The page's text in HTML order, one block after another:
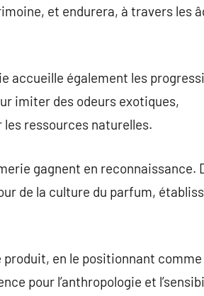
et endurera, à travers les
accueille également les
imiter des odeurs exotiques,
ressources naturelles.
gagnent en reconnaissance.
de la culture du parfum,
en le positionnant comme
pour l’anthropologie et